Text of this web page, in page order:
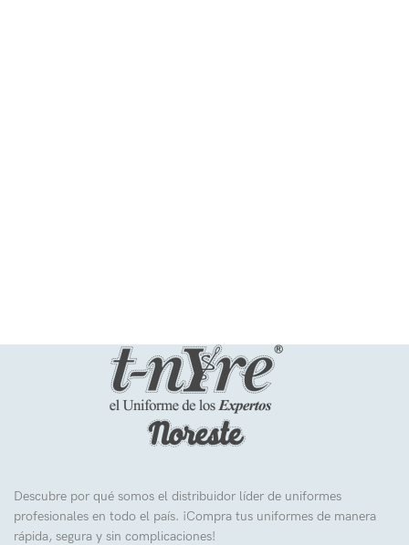
Descubre por qué somos el distribuidor líder de uniformes
profesionales en todo el país. ¡Compra tus uniformes de manera
rápida, segura y sin complicaciones!